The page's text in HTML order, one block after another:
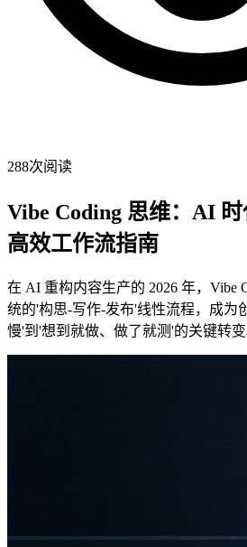
288次阅读
Vibe Coding 思维：AI
高效工作流指南
在 AI 重构内容生产的 2026 年，Vibe
统的'构思-写作-发布'线性流程，成为
慢'到'想到就做、做了就测'的关键转变